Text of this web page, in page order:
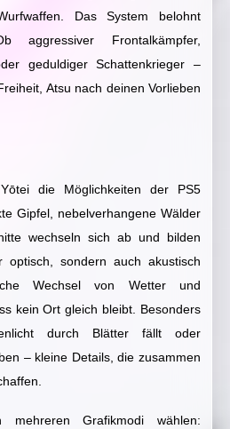
Das System belohnt
aggressiver Frontalkämpfer,
geduldiger Schattenkrieger –
Atsu nach deinen Vorlieben
die Möglichkeiten der PS5
Gipfel, nebelverhangene Wälder
wechseln sich ab und bilden
sondern auch akustisch
Wechsel von Wetter und
kein Ort gleich bleibt. Besonders
durch Blätter fällt oder
– kleine Details, die zusammen
mehreren Grafikmodi wählen: